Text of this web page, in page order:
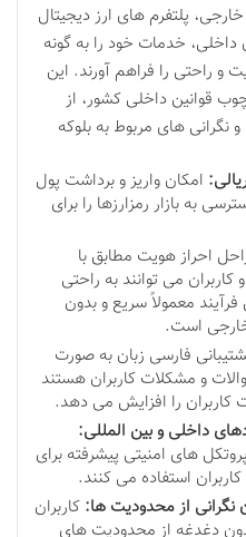
پلتفرم های ارز دیجیتال
داخلی، خدمات خود را به گونه
و راحتی را فراهم آورند. این
قوانین داخلی کشور، از
نگرانی های مربوط به بلوکه
امکان واریز و برداشت پول
به بازار رمزارزها را برای
احراز هویت مطابق با
می توانند به راحتی
معمولاً سریع و بدون
است.
فارسی زبان به صورت
و مشکلات کاربران هستند
کاربران را افزایش می دهد.
داخلی و بین المللی:
های امنیتی پیشرفته برای
استفاده می کنند.
از محدودیت ها: کاربران
دغدغه از محدودیت های